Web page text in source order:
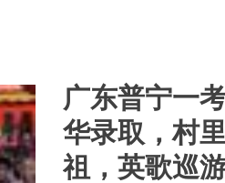
广东普宁一
华录取，村
祖，英歌巡